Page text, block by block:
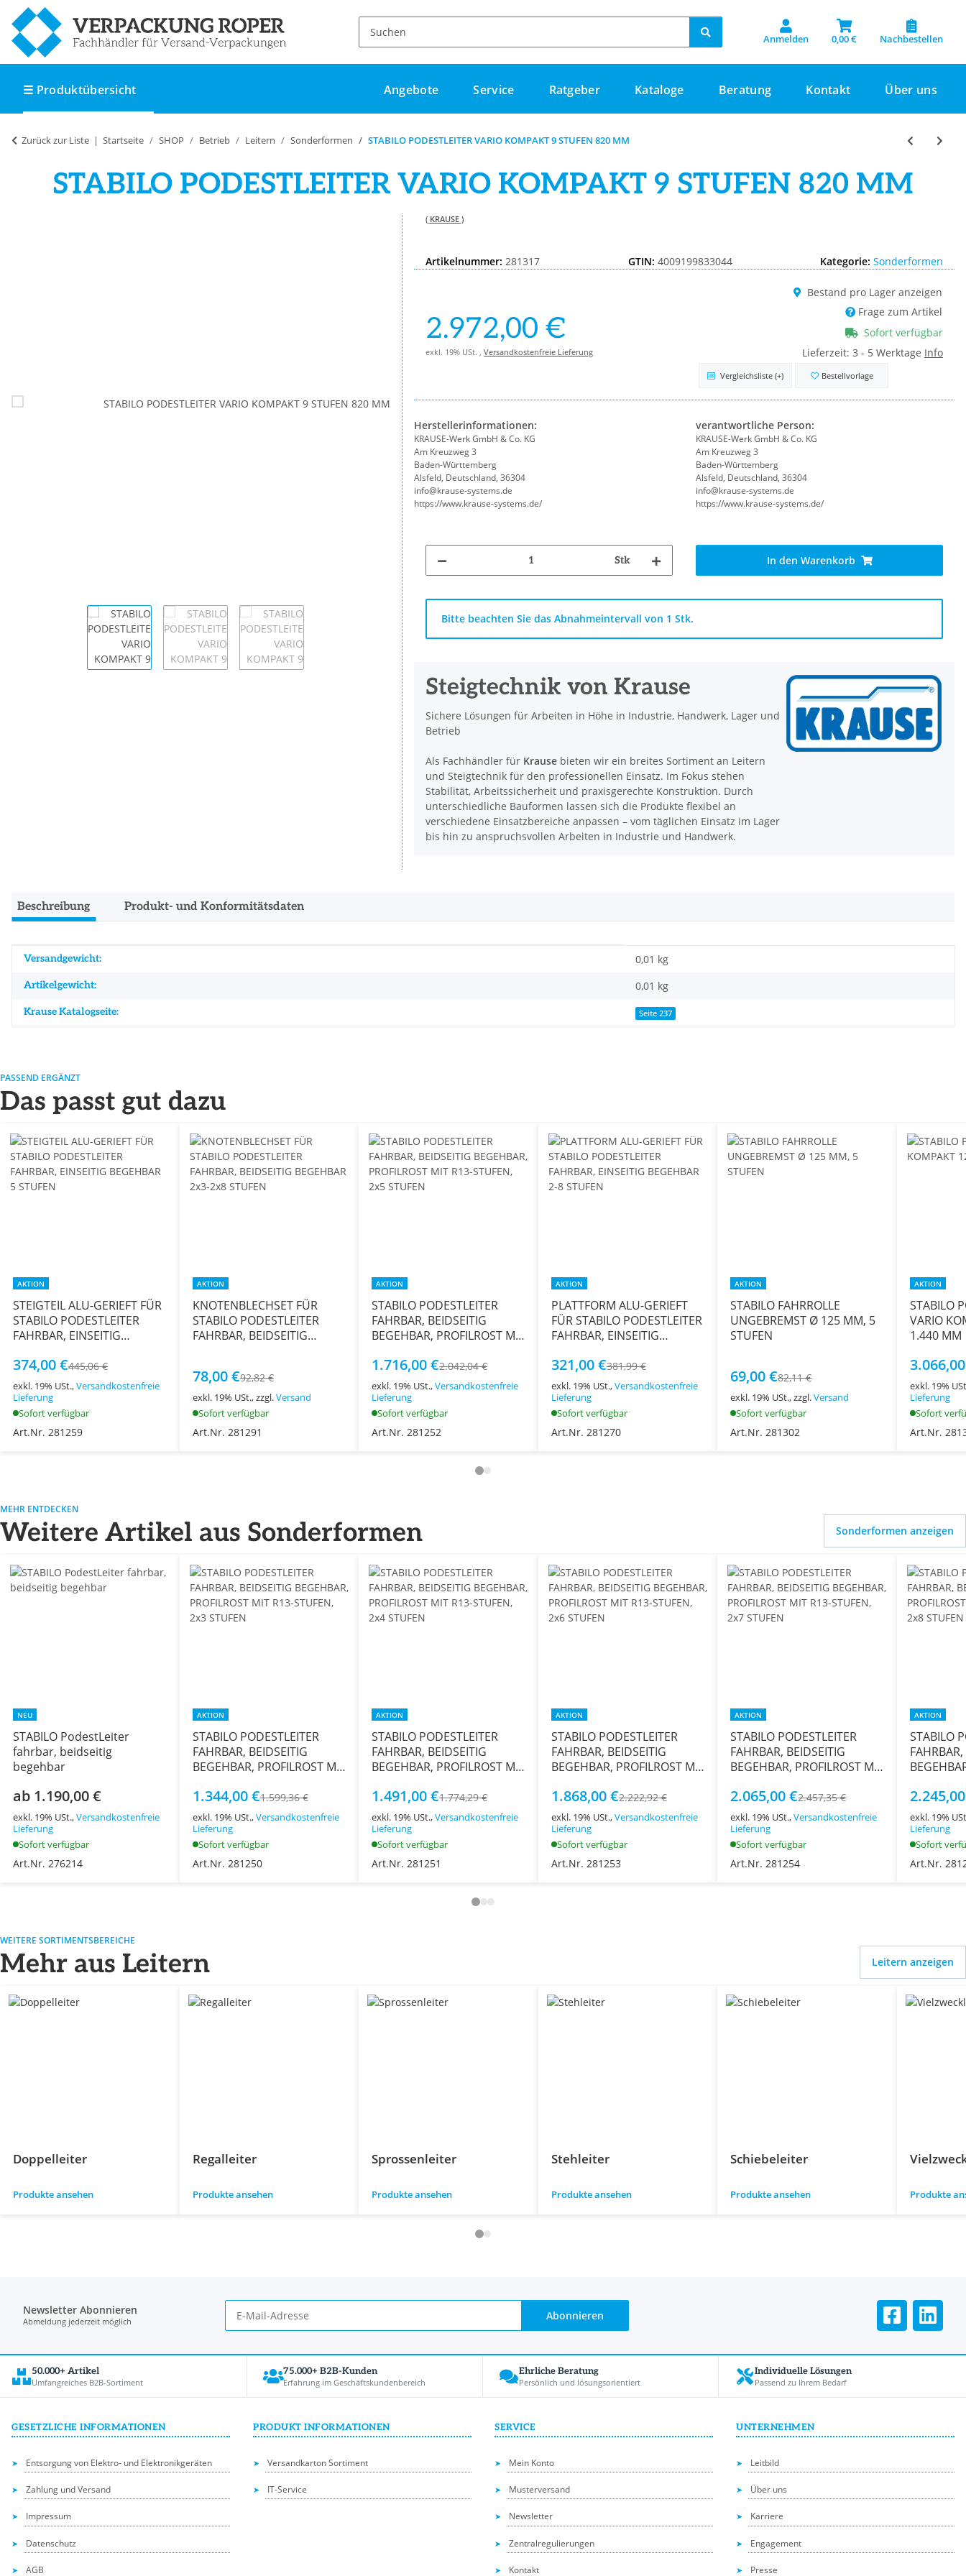
Anmelden 0,00 € Nachbestellen
☰ Produktübersicht Angebote Service Ratgeber Kataloge Beratung Kontakt Über uns
Zurück zur Liste Startseite SHOP Betrieb Leitern Sonderformen STABILO PODESTLEITER VARIO KOMPAKT 9 STUFEN 820 MM
STABILO PODESTLEITER VARIO KOMPAKT 9 STUFEN 820 MM
( KRAUSE )
Artikelnummer: 281317 GTIN: 4009199833044 Kategorie: Sonderformen
2.972,00 €
exkl. 19% USt. , Versandkostenfreie Lieferung
Bestand pro Lager anzeigen
Frage zum Artikel
Sofort verfügbar
Lieferzeit: 3 - 5 Werktage Info
Vergleichsliste (+) Bestellvorlage
Herstellerinformationen:
KRAUSE-Werk GmbH & Co. KG
Am Kreuzweg 3
Baden-Württemberg
Alsfeld, Deutschland, 36304
info@krause-systems.de
https://www.krause-systems.de/
verantwortliche Person:
KRAUSE-Werk GmbH & Co. KG
Am Kreuzweg 3
Baden-Württemberg
Alsfeld, Deutschland, 36304
info@krause-systems.de
https://www.krause-systems.de/
Stk In den Warenkorb
x
Bitte beachten Sie das Abnahmeintervall von 1 Stk.
Steigtechnik von Krause
Sichere Lösungen für Arbeiten in Höhe in Industrie, Handwerk, Lager und
Betrieb
Als Fachhändler für Krause bieten wir ein breites Sortiment an Leitern
und Steigtechnik für den professionellen Einsatz. Im Fokus stehen
Stabilität, Arbeitssicherheit und praxisgerechte Konstruktion. Durch
unterschiedliche Bauformen lassen sich die Produkte flexibel an
verschiedene Einsatzbereiche anpassen – vom täglichen Einsatz im Lager
bis hin zu anspruchsvollen Arbeiten in Industrie und Handwerk.
Beschreibung Produkt- und Konformitätsdaten
Produkteigenschaft
Wert
Versandgewicht: 0,01 kg
Artikelgewicht: 0,01 kg
Krause Katalogseite: Seite 237
PASSEND ERGÄNZT
Das passt gut dazu
AKTION
STEIGTEIL ALU-GERIEFT FÜR
STABILO PODESTLEITER
FAHRBAR, EINSEITIG
374,00 €445,06 €
exkl. 19% USt.,Versandkostenfreie
Lieferung
Sofort verfügbar
Art.Nr. 281259
AKTION
KNOTENBLECHSET FÜR
STABILO PODESTLEITER
FAHRBAR, BEIDSEITIG
78,00 €92,82 €
exkl. 19% USt., zzgl.Versand
Sofort verfügbar
Art.Nr. 281291
AKTION
STABILO PODESTLEITER
FAHRBAR, BEIDSEITIG
BEGEHBAR, PROFILROST MIT
1.716,00 €2.042,04 €
exkl. 19% USt.,Versandkostenfreie
Lieferung
Sofort verfügbar
Art.Nr. 281252
AKTION
PLATTFORM ALU-GERIEFT
FÜR STABILO PODESTLEITER
FAHRBAR, EINSEITIG
321,00 €381,99 €
exkl. 19% USt.,Versandkostenfreie
Lieferung
Sofort verfügbar
Art.Nr. 281270
AKTION
STABILO FAHRROLLE
UNGEBREMST Ø 125 MM, 5
STUFEN
69,00 €82,11 €
exkl. 19% USt., zzgl.Versand
Sofort verfügbar
Art.Nr. 281302
AKTION
STABILO
VARIO
1.440 MM
exkl. 19%
Lieferung
Sofort
Art.Nr.
MEHR ENTDECKEN
Weitere Artikel aus Sonderformen Sonderformen anzeigen
NEU
STABILO PodestLeiter
fahrbar, beidseitig
begehbar
ab 1.190,00 €
exkl. 19% USt.,Versandkostenfreie
Lieferung
Sofort verfügbar
Art.Nr. 276214
AKTION
STABILO PODESTLEITER
FAHRBAR, BEIDSEITIG
BEGEHBAR, PROFILROST MIT
1.344,00 €1.599,36 €
exkl. 19% USt.,Versandkostenfreie
Lieferung
Sofort verfügbar
Art.Nr. 281250
AKTION
STABILO PODESTLEITER
FAHRBAR, BEIDSEITIG
BEGEHBAR, PROFILROST MIT
1.491,00 €1.774,29 €
exkl. 19% USt.,Versandkostenfreie
Lieferung
Sofort verfügbar
Art.Nr. 281251
AKTION
STABILO PODESTLEITER
FAHRBAR, BEIDSEITIG
BEGEHBAR, PROFILROST MIT
1.868,00 €2.222,92 €
exkl. 19% USt.,Versandkostenfreie
Lieferung
Sofort verfügbar
Art.Nr. 281253
AKTION
STABILO PODESTLEITER
FAHRBAR, BEIDSEITIG
BEGEHBAR, PROFILROST MIT
2.065,00 €2.457,35 €
exkl. 19% USt.,Versandkostenfreie
Lieferung
Sofort verfügbar
Art.Nr. 281254
AKTION
STABILO
exkl. 19%
Lieferung
Sofort
Art.Nr.
WEITERE SORTIMENTSBEREICHE
Mehr aus Leitern Leitern anzeigen
Doppelleiter
Produkte ansehen
Regalleiter
Produkte ansehen
Sprossenleiter
Produkte ansehen
Stehleiter
Produkte ansehen
Schiebeleiter
Produkte ansehen Produkte
Newsletter Abonnieren
Abmeldung jederzeit möglich Abonnieren
50.000+ Artikel
Umfangreiches B2B-Sortiment
75.000+ B2B-Kunden
Erfahrung im Geschäftskundenbereich
Ehrliche Beratung
Persönlich und lösungsorientiert
Individuelle Lösungen
Passend zu Ihrem Bedarf
GESETZLICHE INFORMATIONEN
Entsorgung von Elektro- und Elektronikgeräten
Zahlung und Versand
Impressum
Datenschutz
AGB
PRODUKT INFORMATIONEN
Versandkarton Sortiment
IT-Service
SERVICE
Mein Konto
Musterversand
Newsletter
Zentralregulierungen
Kontakt
UNTERNEHMEN
Leitbild
Über uns
Karriere
Engagement
Presse